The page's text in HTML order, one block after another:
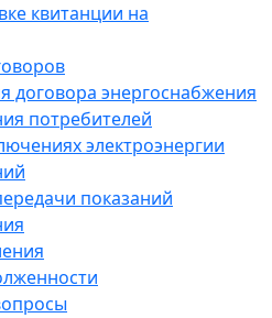
квитанции на
договора энергоснабжения
потребителей
электроэнергии
показаний